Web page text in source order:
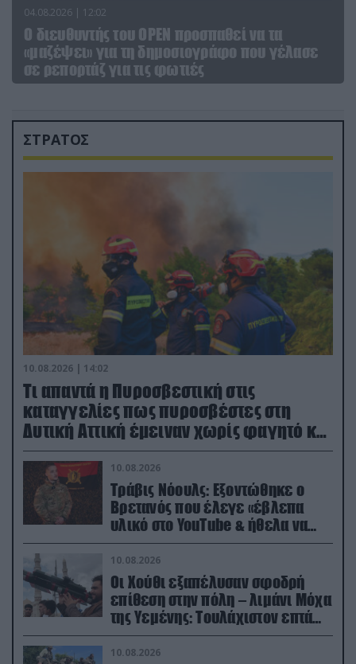
04.08.2026 | 12:02
O διευθυντής του OPEN προσπαθεί να τα
«μαζέψει» για τη δημοσιογράφο που γέλασε
σε ρεπορτάζ για τις φωτιές
ΣΤΡΑΤΟΣ
10.08.2026 | 14:02
Τι απαντά η Πυροσβεστική στις
καταγγελίες πως πυροσβέστες στη
Δυτική Αττική έμειναν χωρίς φαγητό και
νερό
10.08.2026
Τράβις Νόουλς: Εξοντώθηκε ο
Βρετανός που έλεγε «έβλεπα
υλικό στο YouTube & ήθελα να
καθαρίσω τους Ρώσους» (βίντεο)
10.08.2026
Οι Χούθι εξαπέλυσαν σφοδρή
επίθεση στην πόλη – λιμάνι Μόχα
της Υεμένης: Toυλάχιστον επτά
νεκροί (βίντεο)
10.08.2026